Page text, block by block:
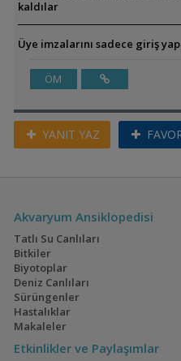
kaldılar
Üye imzalarını sadece giriş
ÖM
YANIT YAZ
Akvaryum Ansiklopedisi
Tatlı Su Canlıları
Bitkiler
Biyotoplar
Deniz Canlıları
Sürüngenler
Hastalıklar
Makaleler
Etkinlikler ve Paylaşımlar